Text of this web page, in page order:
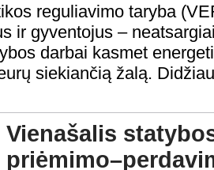
reguliavimo taryba
ir gyventojus –
darbai kasmet
siekiančią žalą.
Vienašalis